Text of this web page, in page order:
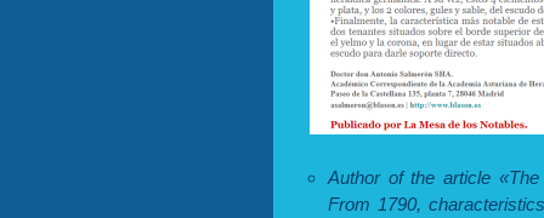
Author of the article
From 1790,